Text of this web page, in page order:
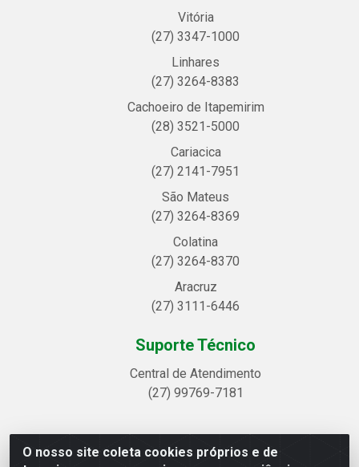
O nosso site coleta cookies próprios e de
Vitória
(27) 3347-1000
Linhares
(27) 3264-8383
Cachoeiro de Itapemirim
(28) 3521-5000
Cariacica
(27) 2141-7951
São Mateus
(27) 3264-8369
Colatina
(27) 3264-8370
Aracruz
(27) 3111-6446
Suporte Técnico
Central de Atendimento
(27) 99769-7181
Linhavix Distribuidora LTDA - Avenida Alegre, 2521 -